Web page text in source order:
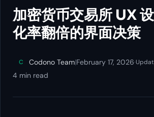
加密货币交易所 UX
化率翻倍的界面决策
C Codono Team|February 17, 2026·
4 min read